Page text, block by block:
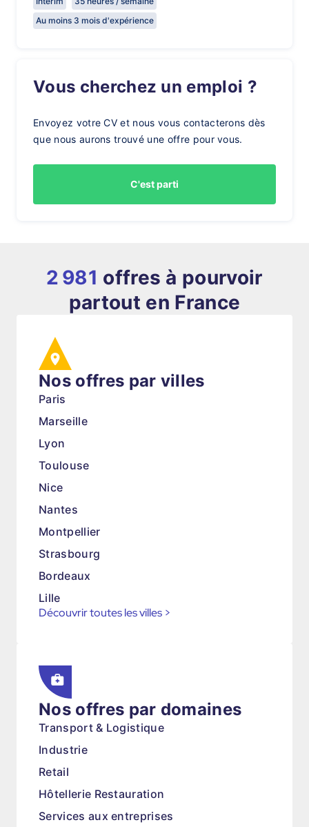
Au moins 3 mois d'expérience
Vous cherchez un emploi ?
Envoyez votre CV et nous vous contacterons dès
que nous aurons trouvé une offre pour vous.
C'est parti
2 981 offres à pourvoir
partout en France
Nos offres par villes
Paris
Marseille
Lyon
Toulouse
Nice
Nantes
Montpellier
Strasbourg
Bordeaux
Lille
Découvrir toutes les villes >
Nos offres par domaines
Transport & Logistique
Industrie
Retail
Hôtellerie Restauration
Services aux entreprises